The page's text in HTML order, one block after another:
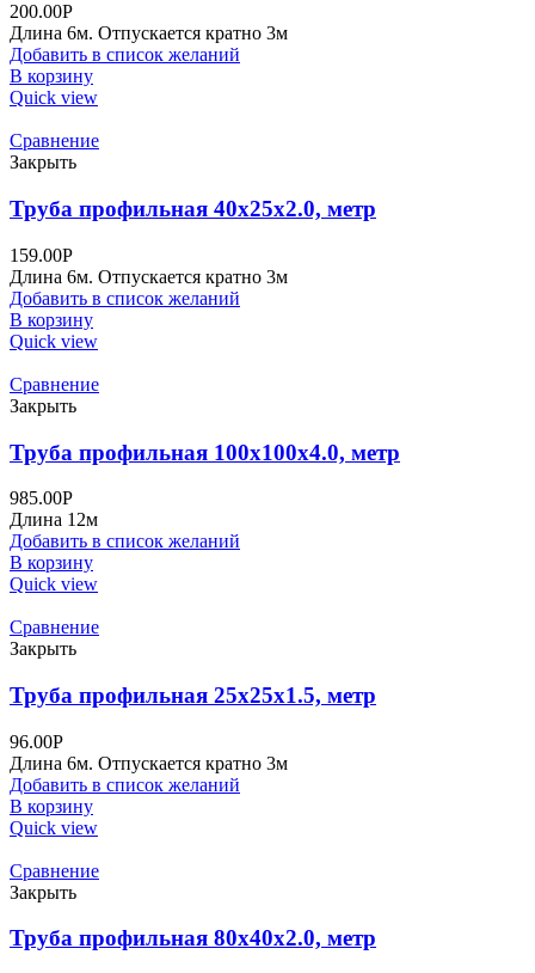
200.00Р
Длина 6м. Отпускается кратно 3м
Добавить в список желаний
В корзину
Quick view
Сравнение
Закрыть
Труба профильная 40х25х2.0, метр
159.00Р
Длина 6м. Отпускается кратно 3м
Добавить в список желаний
В корзину
Quick view
Сравнение
Закрыть
Труба профильная 100х100х4.0, метр
985.00Р
Длина 12м
Добавить в список желаний
В корзину
Quick view
Сравнение
Закрыть
Труба профильная 25х25х1.5, метр
96.00Р
Длина 6м. Отпускается кратно 3м
Добавить в список желаний
В корзину
Quick view
Сравнение
Закрыть
Труба профильная 80х40х2.0, метр